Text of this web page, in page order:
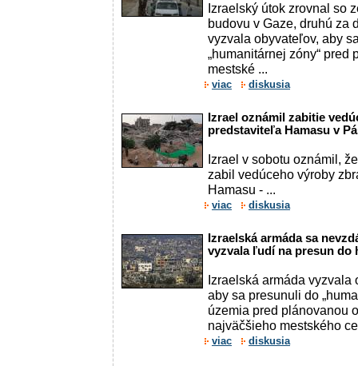
Izraelský útok zrovnal so
budovu v Gaze, druhú za
vyzvala obyvateľov, aby
„humanitárnej zóny“
mestské ...
viac diskusia
Izrael oznámil zabitie
predstaviteľa Hamasu v
Izrael v sobotu oznámil,
zabil vedúceho výroby
Hamasu - ...
viac diskusia
Izraelská armáda sa
vyzvala ľudí na presun do
Izraelská armáda vyzvala
aby sa presunuli do
územia pred plánovanou
najväčšieho mestského
viac diskusia